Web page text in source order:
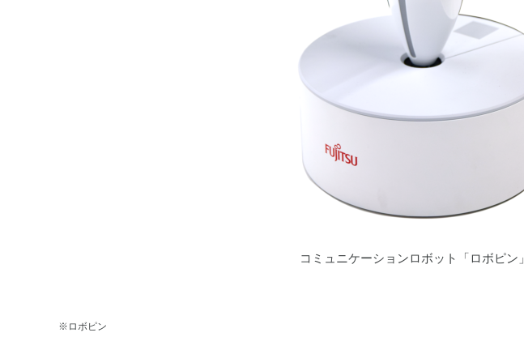
コミュニケーションロボット「ロボピン」
※ロボピン